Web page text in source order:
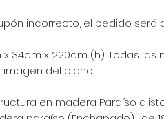
incorrecto, el pedido será
x 34cm x 220cm (h). Todas
del plano.
en madera Paraíso